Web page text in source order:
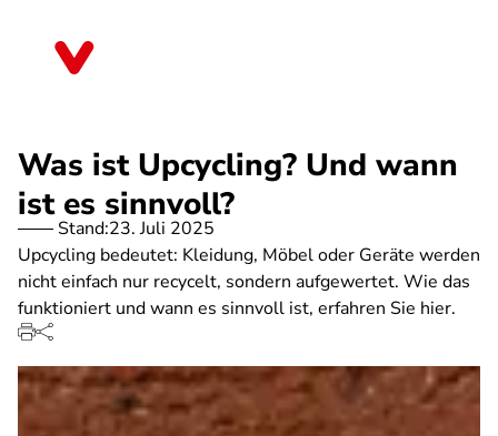
Was ist Upcycling? Und wann
ist es sinnvoll?
Stand:23. Juli 2025
Upcycling bedeutet: Kleidung, Möbel oder Geräte werden
nicht einfach nur recycelt, sondern aufgewertet. Wie das
funktioniert und wann es sinnvoll ist, erfahren Sie hier.